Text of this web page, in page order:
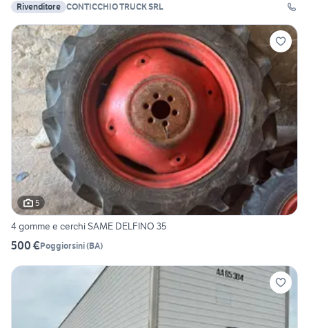
Rivenditore CONTICCHIO TRUCK SRL
5
4 gomme e cerchi SAME DELFINO 35
500 €Poggiorsini(BA)